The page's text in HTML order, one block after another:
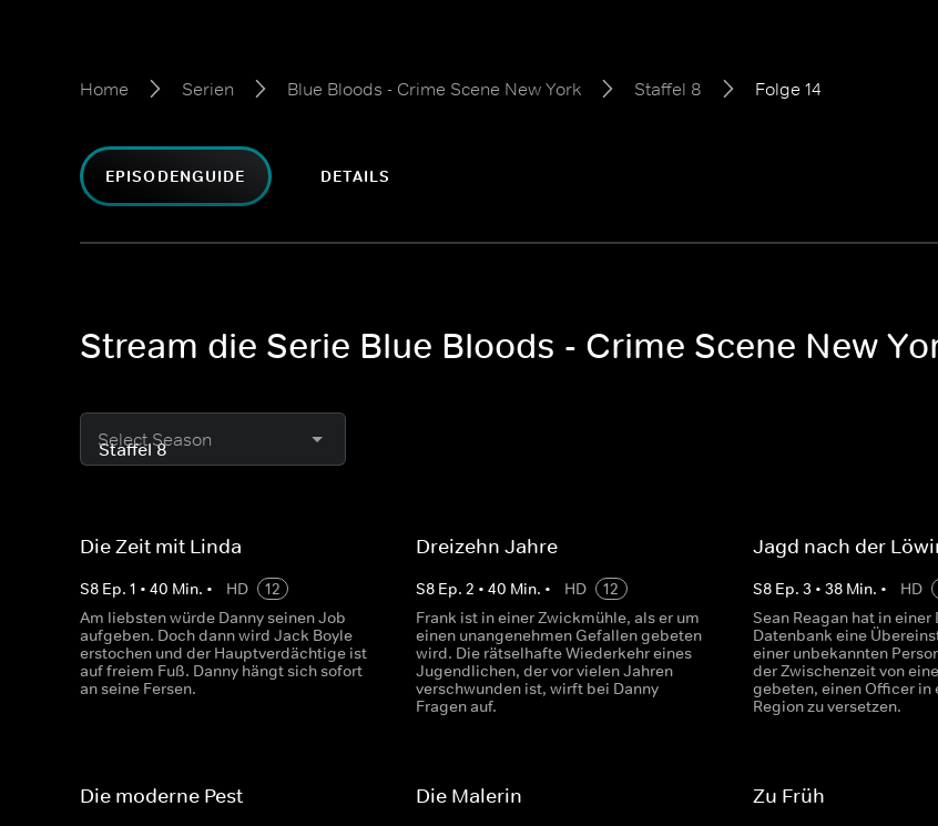
Home Serien Blue Bloods - Crime Scene New York Staffel 8 Folge 14
EPISODENGUIDE DETAILS
Stream die Serie Blue Bloods - Crime Scene New
Select Season
Die Zeit mit Linda
S8 Ep. 1 • 40 Min. • HD
12
Am liebsten würde Danny seinen Job
aufgeben. Doch dann wird Jack Boyle
erstochen und der Hauptverdächtige ist
auf freiem Fuß. Danny hängt sich sofort
an seine Fersen.
Dreizehn Jahre
S8 Ep.2 •40 Min. • HD
12
Frank ist in einer Zwickmühle, als er um
einen unangenehmen Gefallen gebeten
wird. Die rätselhafte Wiederkehr eines
Jugendlichen, der vor vielen Jahren
verschwunden ist, wirft bei Danny
Fragen auf.
Jagd nach der
S8 Ep. 3 • 38Min. • HD
Sean Reagan hat in einer
Datenbank eine
einer unbekannten
der Zwischenzeit von
gebeten, einen Officer in
Region zu versetzen.
Die moderne Pest Die Malerin Zu Früh